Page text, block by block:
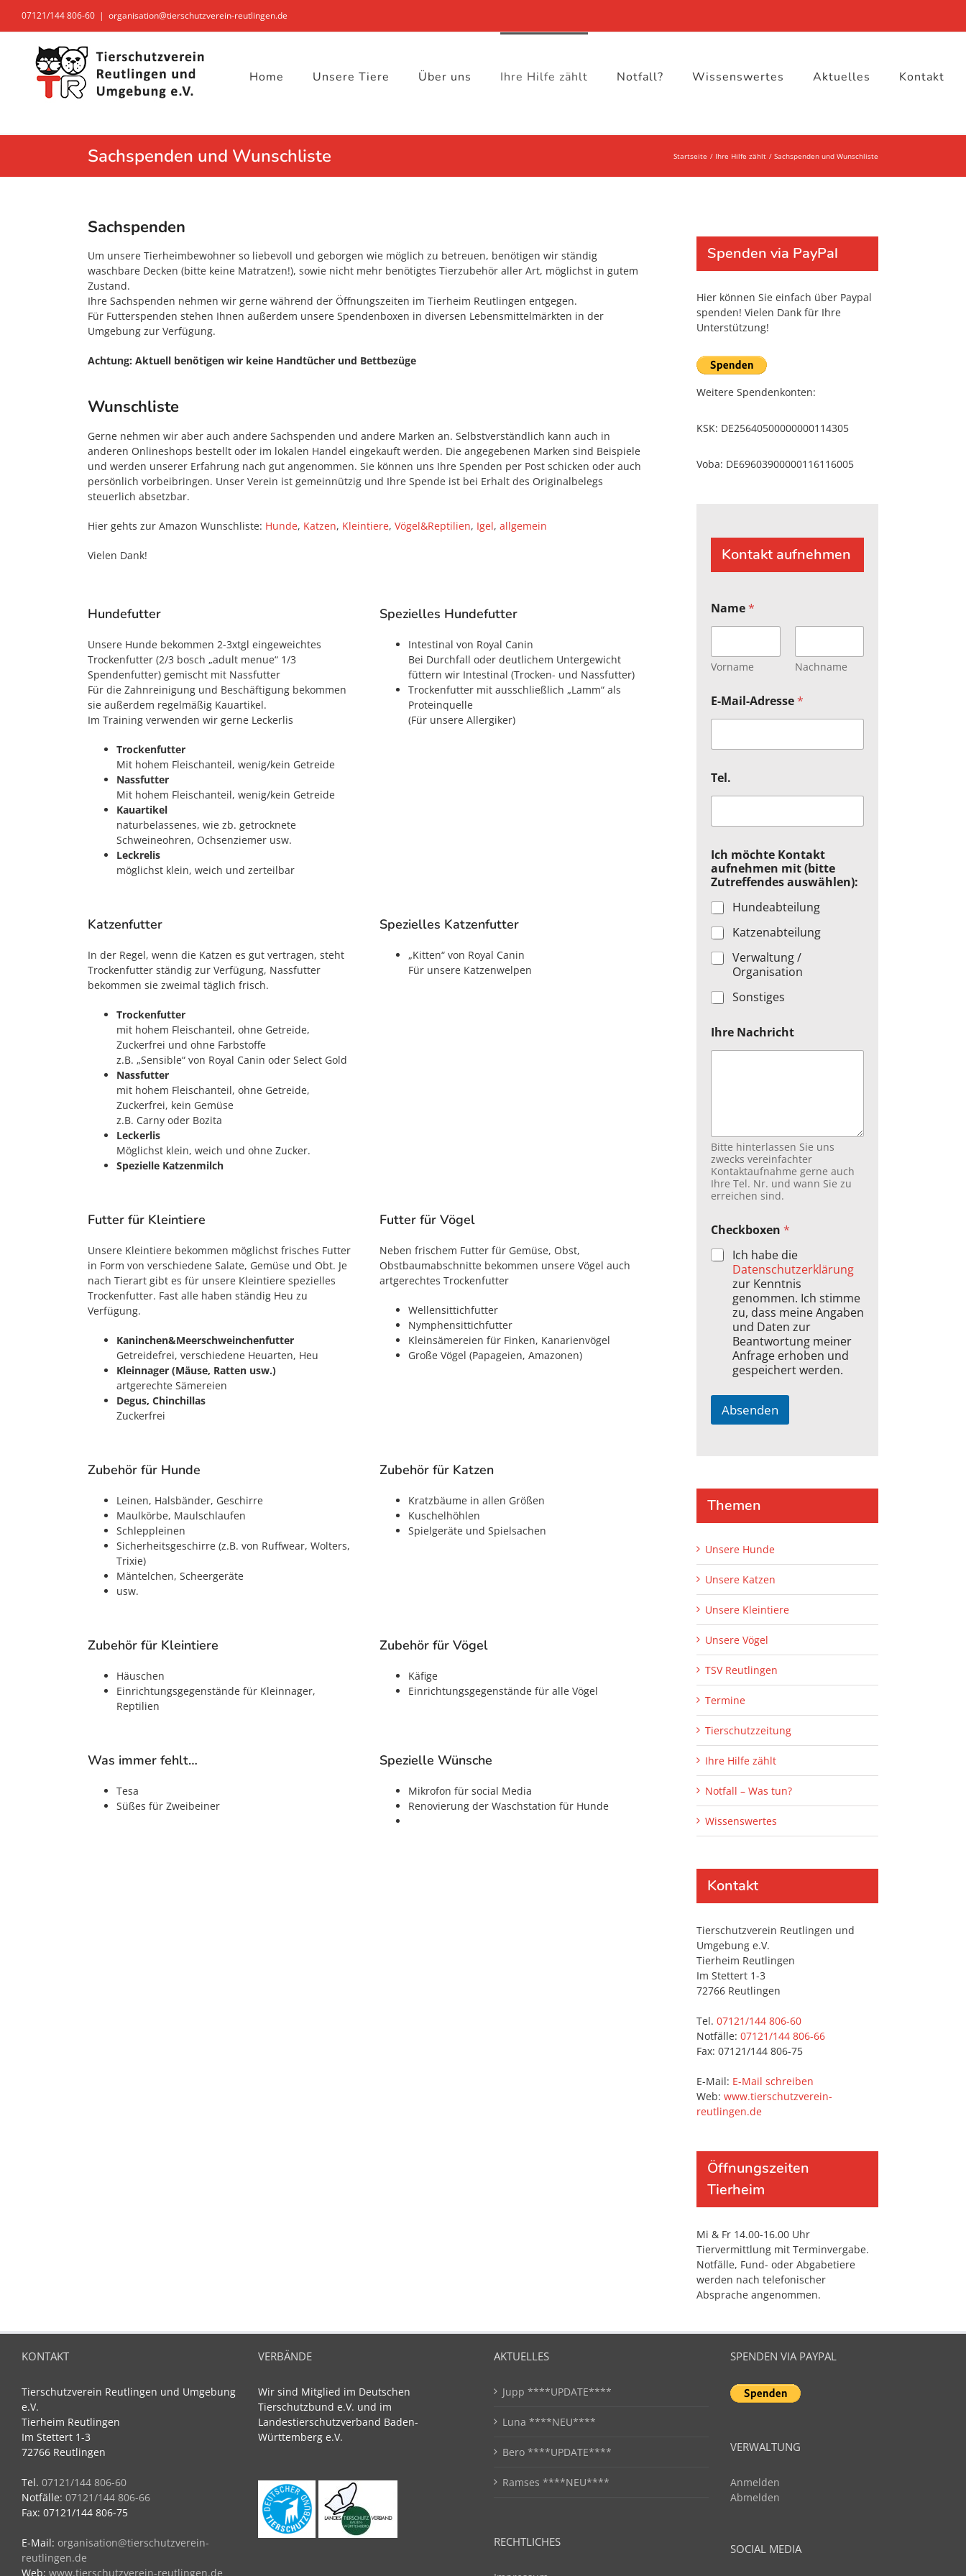
Inhalt
springen
07121/144 806-60 | organisation@tierschutzverein-reutlingen.de
Home Unsere Tiere Über uns Ihre Hilfe zählt Notfall? Wissenswertes Aktuelles Kontakt
Sachspenden und Wunschliste Startseite Ihre Hilfe zählt Sachspenden und Wunschliste
Sachspenden
Um unsere Tierheimbewohner so liebevoll und geborgen wie möglich zu betreuen, benötigen wir ständig
waschbare Decken (bitte keine Matratzen!), sowie nicht mehr benötigtes Tierzubehör aller Art, möglichst in gutem
Zustand.
Ihre Sachspenden nehmen wir gerne während der Öffnungszeiten im Tierheim Reutlingen entgegen.
Für Futterspenden stehen Ihnen außerdem unsere Spendenboxen in diversen Lebensmittelmärkten in der
Umgebung zur Verfügung.
Achtung: Aktuell benötigen wir keine Handtücher und Bettbezüge
Wunschliste
Gerne nehmen wir aber auch andere Sachspenden und andere Marken an. Selbstverständlich kann auch in
anderen Onlineshops bestellt oder im lokalen Handel eingekauft werden. Die angegebenen Marken sind Beispiele
und werden unserer Erfahrung nach gut angenommen. Sie können uns Ihre Spenden per Post schicken oder auch
persönlich vorbeibringen. Unser Verein ist gemeinnützig und Ihre Spende ist bei Erhalt des Originalbelegs
steuerlich absetzbar.
Hier gehts zur Amazon Wunschliste: Hunde, Katzen, Kleintiere, Vögel&Reptilien, Igel, allgemein
Vielen Dank!
Hundefutter
Unsere Hunde bekommen 2-3xtgl eingeweichtes
Trockenfutter (2/3 bosch „adult menue“ 1/3
Spendenfutter) gemischt mit Nassfutter
Für die Zahnreinigung und Beschäftigung bekommen
sie außerdem regelmäßig Kauartikel.
Im Training verwenden wir gerne Leckerlis
Trockenfutter
Mit hohem Fleischanteil, wenig/kein Getreide
Nassfutter
Mit hohem Fleischanteil, wenig/kein Getreide
Kauartikel
naturbelassenes, wie zb. getrocknete
Schweineohren, Ochsenziemer usw.
Leckrelis
möglichst klein, weich und zerteilbar
Spezielles Hundefutter
Intestinal von Royal Canin
Bei Durchfall oder deutlichem Untergewicht
füttern wir Intestinal (Trocken- und Nassfutter)
Trockenfutter mit ausschließlich „Lamm“ als
Proteinquelle
(Für unsere Allergiker)
Katzenfutter
In der Regel, wenn die Katzen es gut vertragen, steht
Trockenfutter ständig zur Verfügung, Nassfutter
bekommen sie zweimal täglich frisch.
Trockenfutter
mit hohem Fleischanteil, ohne Getreide,
Zuckerfrei und ohne Farbstoffe
z.B. „Sensible“ von Royal Canin oder Select Gold
Nassfutter
mit hohem Fleischanteil, ohne Getreide,
Zuckerfrei, kein Gemüse
z.B. Carny oder Bozita
Leckerlis
Möglichst klein, weich und ohne Zucker.
Spezielle Katzenmilch
Spezielles Katzenfutter
„Kitten“ von Royal Canin
Für unsere Katzenwelpen
Futter für Kleintiere
Unsere Kleintiere bekommen möglichst frisches Futter
in Form von verschiedene Salate, Gemüse und Obt. Je
nach Tierart gibt es für unsere Kleintiere spezielles
Trockenfutter. Fast alle haben ständig Heu zu
Verfügung.
Kaninchen&Meerschweinchenfutter
Getreidefrei, verschiedene Heuarten, Heu
Kleinnager (Mäuse, Ratten usw.)
artgerechte Sämereien
Degus, Chinchillas
Zuckerfrei
Futter für Vögel
Neben frischem Futter für Gemüse, Obst,
Obstbaumabschnitte bekommen unsere Vögel auch
artgerechtes Trockenfutter
Wellensittichfutter
Nymphensittichfutter
Kleinsämereien für Finken, Kanarienvögel
Große Vögel (Papageien, Amazonen)
Zubehör für Hunde
Leinen, Halsbänder, Geschirre
Maulkörbe, Maulschlaufen
Schleppleinen
Sicherheitsgeschirre (z.B. von Ruffwear, Wolters,
Trixie)
Mäntelchen, Scheergeräte
usw.
Zubehör für Katzen
Kratzbäume in allen Größen
Kuschelhöhlen
Spielgeräte und Spielsachen
Zubehör für Kleintiere
Häuschen
Einrichtungsgegenstände für Kleinnager,
Reptilien
Zubehör für Vögel
Käfige
Einrichtungsgegenstände für alle Vögel
Was immer fehlt…
Tesa
Süßes für Zweibeiner
Spezielle Wünsche
Mikrofon für social Media
Renovierung der Waschstation für Hunde
Spenden via PayPal
Hier können Sie einfach über Paypal
spenden! Vielen Dank für Ihre
Unterstützung!
Weitere Spendenkonten:
KSK: DE25640500000000114305
Voba: DE69603900000116116005
Kontakt aufnehmen
Name*
Vorname Nachname
E-Mail-Adresse*
Tel.
Ich möchte Kontakt
aufnehmen mit (bitte
Zutreffendes auswählen):
Hundeabteilung
Katzenabteilung
Verwaltung /
Organisation
Sonstiges
i
t
o
x
e
n
T
l
Ihre Nachricht
Bitte hinterlassen Sie uns
zwecks vereinfachter
Kontaktaufnahme gerne auch
Ihre Tel. Nr. und wann Sie zu
erreichen sind.
Checkboxen *
Ich habe die
Datenschutzerklärung
zur Kenntnis
genommen. Ich stimme
zu, dass meine Angaben
und Daten zur
Beantwortung meiner
Anfrage erhoben und
gespeichert werden.
Absenden
r
t
i
v
e
:
Themen
Unsere Hunde
Unsere Katzen
Unsere Kleintiere
Unsere Vögel
TSV Reutlingen
Termine
Tierschutzzeitung
Ihre Hilfe zählt
Notfall – Was tun?
Wissenswertes
Kontakt
Tierschutzverein Reutlingen und
Umgebung e.V.
Tierheim Reutlingen
Im Stettert 1-3
72766 Reutlingen
Tel. 07121/144 806-60
Notfälle: 07121/144 806-66
Fax: 07121/144 806-75
E-Mail: E-Mail schreiben
Web: www.tierschutzverein-
reutlingen.de
Öffnungszeiten
Tierheim
Mi & Fr 14.00-16.00 Uhr
Tiervermittlung mit Terminvergabe.
Notfälle, Fund- oder Abgabetiere
werden nach telefonischer
Absprache angenommen.
KONTAKT
Tierschutzverein Reutlingen und Umgebung
e.V.
Tierheim Reutlingen
Im Stettert 1-3
72766 Reutlingen
Tel. 07121/144 806-60
Notfälle: 07121/144 806-66
Fax: 07121/144 806-75
E-Mail: organisation@tierschutzverein-
reutlingen.de
Web: www.tierschutzverein-reutlingen.de
VERBÄNDE
Wir sind Mitglied im Deutschen
Tierschutzbund e.V. und im
Landestierschutzverband Baden-
Württemberg e.V.
AKTUELLES
Jupp ****UPDATE****
Luna ****NEU****
Bero ****UPDATE****
Ramses ****NEU****
RECHTLICHES
SPENDEN VIA PAYPAL
VERWALTUNG
Anmelden
Abmelden
SOCIAL MEDIA